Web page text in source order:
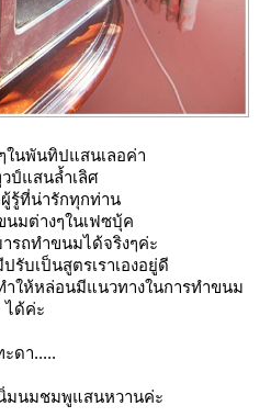
ในพันทิปแสนเลอค่า
ป์แสนล้ำเลิศ
รู้ที่น่ารักทุกท่าน
นมต่างๆในเฟซบุ้ค
รถทำขนมได้จริงๆค่ะ
บเป็นสูตรเราเองอยู่ดี
ให้หล่อนมีแนวทางในการทำขนม
ได้ค่ะ
ะดา.....
มนมชมพูแสนหวานค่ะ